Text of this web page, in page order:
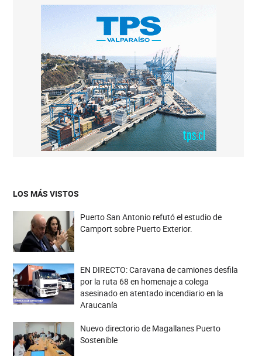
LOS MÁS VISTOS
Puerto San Antonio refutó el estudio de
Camport sobre Puerto Exterior.
EN DIRECTO: Caravana de camiones desfila
por la ruta 68 en homenaje a colega
asesinado en atentado incendiario en la
Araucanía
Nuevo directorio de Magallanes Puerto
Sostenible